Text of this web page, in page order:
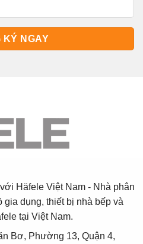
Häfele Việt Nam - Nhà phân
dụng, thiết bị nhà bếp và
tại Việt Nam.
Bơ, Phường 13, Quận 4,